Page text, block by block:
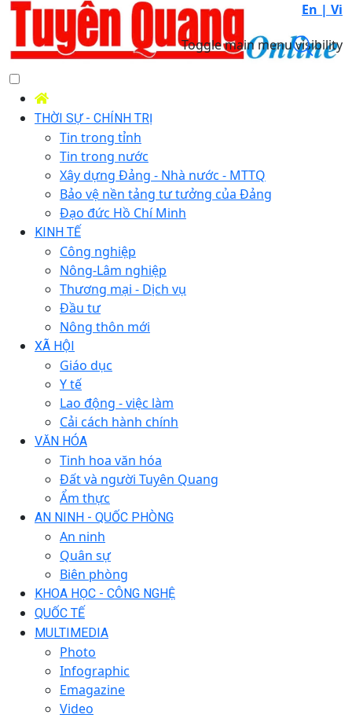
En | Vi
Toggle main menu visibility
THỜI SỰ - CHÍNH TRỊ
Tin trong tỉnh
Tin trong nước
Xây dựng Đảng - Nhà nước - MTTQ
Bảo vệ nền tảng tư tưởng của Đảng
Đạo đức Hồ Chí Minh
KINH TẾ
Công nghiệp
Nông-Lâm nghiệp
Thương mại - Dịch vụ
Đầu tư
Nông thôn mới
XÃ HỘI
Giáo dục
Y tế
Lao động - việc làm
Cải cách hành chính
VĂN HÓA
Tinh hoa văn hóa
Đất và người Tuyên Quang
Ẩm thực
AN NINH - QUỐC PHÒNG
An ninh
Quân sự
Biên phòng
KHOA HỌC - CÔNG NGHỆ
QUỐC TẾ
MULTIMEDIA
Photo
Infographic
Emagazine
Video